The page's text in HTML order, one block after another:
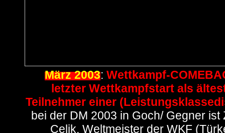
März 2003: Wettkampf-
letzter Wettkampfstart als
Teilnehmer einer
bei der DM 2003 in Goch/ Gegner ist
Celik, Weltmeister der WKF